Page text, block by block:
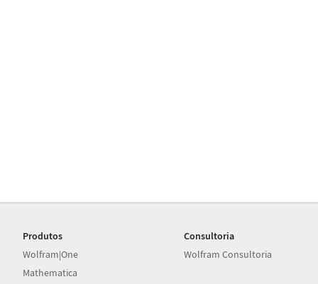
Produtos
Wolfram|One
Mathematica
Consultoria
Wolfram Consultoria